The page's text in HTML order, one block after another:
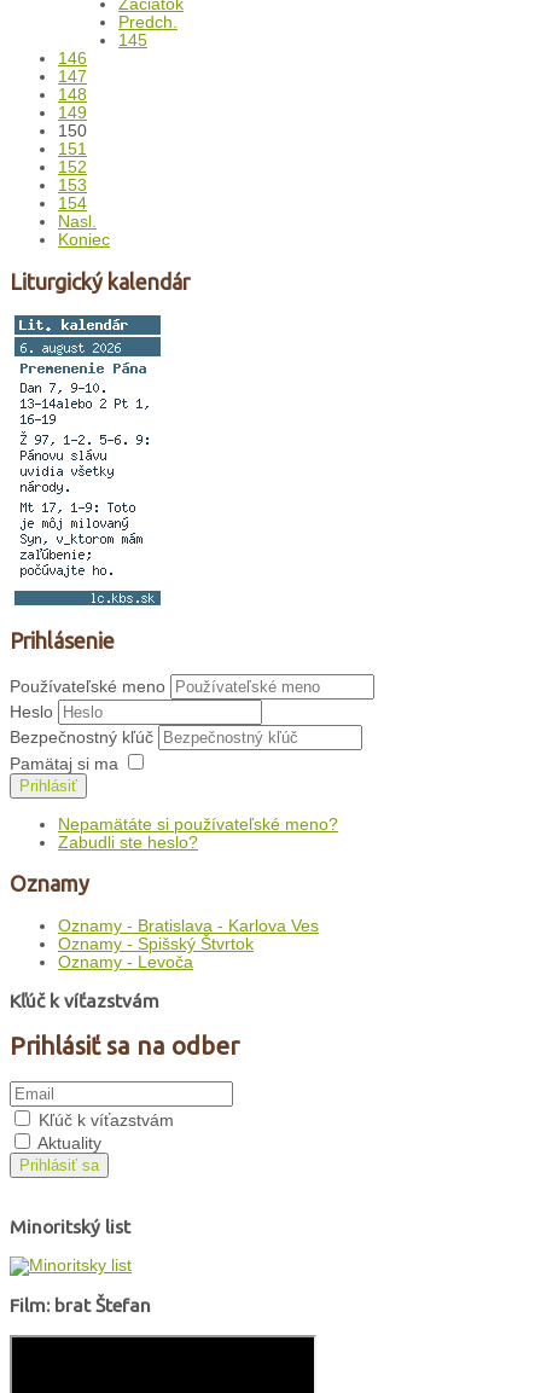
Začiatok
Predch.
145
146
147
148
149
150
151
152
153
154
Nasl.
Koniec
Liturgický kalendár
Prihlásenie
Používateľské meno
Heslo
Bezpečnostný kľúč
Pamätaj si ma
Prihlásiť
Nepamätáte si používateľské meno?
Zabudli ste heslo?
Oznamy
Oznamy - Bratislava - Karlova Ves
Oznamy - Spišský Štvrtok
Oznamy - Levoča
Kľúč k víťazstvám
Prihlásiť sa na odber
Kľúč k víťazstvám
Aktuality
Prihlásiť sa
Minoritský list
Film: brat Štefan